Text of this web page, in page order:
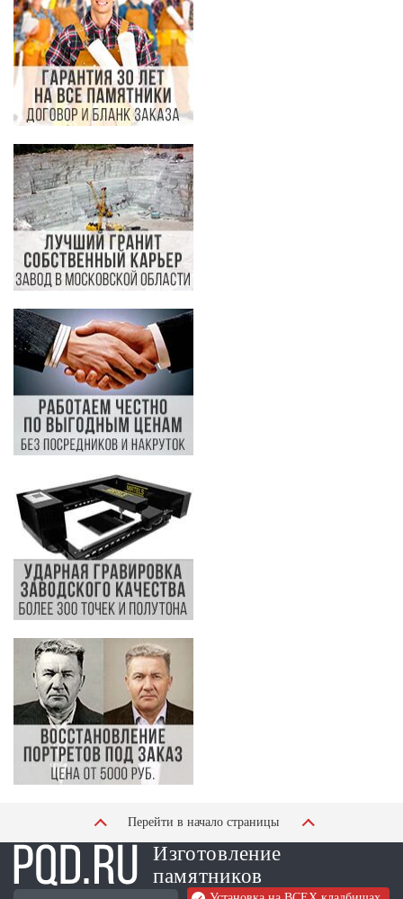
Перейти в начало страницы
Изготовление
памятников